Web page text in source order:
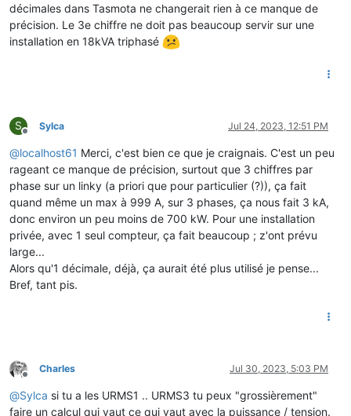
décimales dans Tasmota ne changerait rien à ce manque de
précision. Le 3e chiffre ne doit pas beaucoup servir sur une
installation en 18kVA triphasé
S
Offline
Sylca Jul 24, 2023, 12:51 PM
@localhost61 Merci, c'est bien ce que je craignais. C'est un peu
rageant ce manque de précision, surtout que 3 chiffres par
phase sur un linky (a priori que pour particulier (?)), ça fait
quand même un max à 999 A, sur 3 phases, ça nous fait 3 kA,
donc environ un peu moins de 700 kW. Pour une installation
privée, avec 1 seul compteur, ça fait beaucoup ; z'ont prévu
large...
Alors qu'1 décimale, déjà, ça aurait été plus utilisé je pense...
Bref, tant pis.
Offline
Charles Jul 30, 2023, 5:03 PM
@Sylca si tu a les URMS1 .. URMS3 tu peux "grossièrement"
faire un calcul qui vaut ce qui vaut avec la puissance / tension.